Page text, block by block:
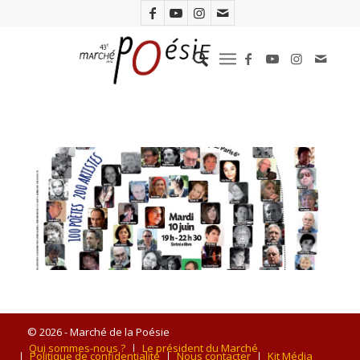
© 2026 - Marché de la Poésie
Qui sommes-nous ?
Le président du Marché
Politique de confidentialité Nous contacter Kit Média